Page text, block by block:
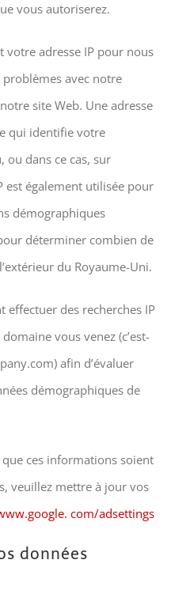
vous autoriserez.
votre adresse IP pour nous
avec notre
site Web. Une adresse
qui identifie votre
ou dans ce cas, sur
est également utilisée pour
démographiques
déterminer combien de
du Royaume-Uni.
effectuer des recherches IP
vous venez (c’est-
afin d’évaluer
démographiques de
ces informations soient
veuillez mettre à jour vos
com/adsettings
données